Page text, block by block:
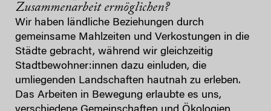
Zusammenarbeit ermöglichen?
Wir haben ländliche Beziehungen durch
gemeinsame Mahlzeiten und Verkostungen in die
Städte gebracht, während wir gleichzeitig
Stadtbewohner:innen dazu einluden, die
umliegenden Landschaften hautnah zu erleben.
Das Arbeiten in Bewegung erlaubte es uns,